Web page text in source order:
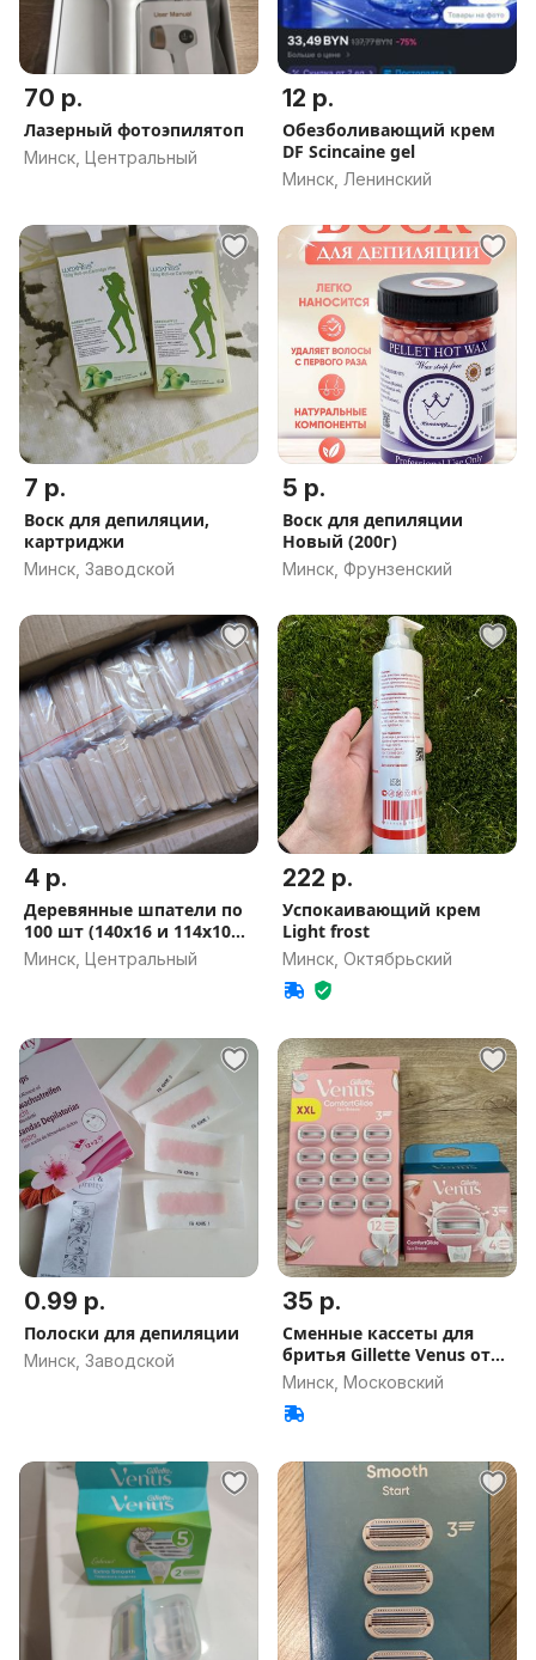
70 р.
Лазерный фотоэпилятоп
Минск, Центральный
12 р.
Обезболивающий крем
DF Scincaine gel
Минск, Ленинский
7 р.
Воск для депиляции,
картриджи
Минск, Заводской
5 р.
Воск для депиляции
Новый (200г)
Минск, Фрунзенский
4 р.
Деревянные шпатели по
100 шт (140х16 и 114х10
мм)
Минск, Центральный
222 р.
Успокаивающий крем
Light frost
Минск, Октябрьский
0.99 р.
Полоски для депиляции
Минск, Заводской
35 р.
Сменные кассеты для
бритья Gillette Venus от
35 р
Минск, Московский